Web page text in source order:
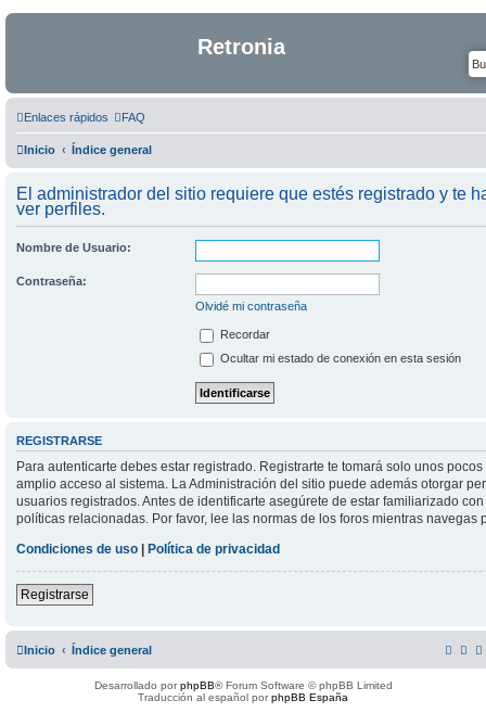
Retronia
Enlaces rápidos FAQ
Inicio Índice general
El administrador del sitio requiere que estés registrado y te
ver perfiles.
Nombre de Usuario:
Contraseña:
Olvidé mi contraseña
Recordar
Ocultar mi estado de conexión en esta sesión
REGISTRARSE
Para autenticarte debes estar registrado. Registrarte te tomará solo unos
amplio acceso al sistema. La Administración del sitio puede además otorgar
usuarios registrados. Antes de identificarte asegúrete de estar familiarizado
políticas relacionadas. Por favor, lee las normas de los foros mientras navegas
Condiciones de uso | Política de privacidad
Registrarse
Inicio Índice general
Desarrollado porphpBB® Forum Software © phpBB Limited
Traducción al español porphpBB España